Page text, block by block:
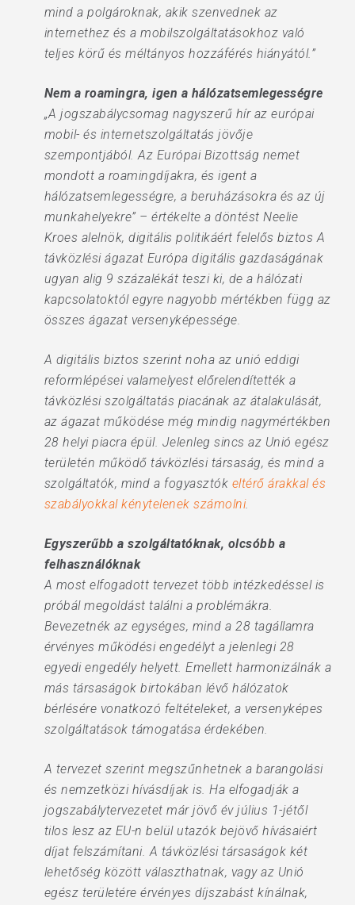
mind a polgároknak, akik szenvednek az
internethez és a mobilszolgáltatásokhoz való
teljes körű és méltányos hozzáférés hiányától.”
Nem a roamingra, igen a hálózatsemlegességre
„A jogszabálycsomag nagyszerű hír az európai
mobil- és internetszolgáltatás jövője
szempontjából. Az Európai Bizottság nemet
mondott a roamingdíjakra, és igent a
hálózatsemlegességre, a beruházásokra és az új
munkahelyekre” – értékelte a döntést Neelie
Kroes alelnök, digitális politikáért felelős biztos A
távközlési ágazat Európa digitális gazdaságának
ugyan alig 9 százalékát teszi ki, de a hálózati
kapcsolatoktól egyre nagyobb mértékben függ az
összes ágazat versenyképessége.
A digitális biztos szerint noha az unió eddigi
reformlépései valamelyest előrelendítették a
távközlési szolgáltatás piacának az átalakulását,
az ágazat működése még mindig nagymértékben
28 helyi piacra épül. Jelenleg sincs az Unió egész
területén működő távközlési társaság, és mind a
szolgáltatók, mind a fogyasztók eltérő árakkal és
szabályokkal kénytelenek számolni.
Egyszerűbb a szolgáltatóknak, olcsóbb a
felhasználóknak
A most elfogadott tervezet több intézkedéssel is
próbál megoldást találni a problémákra.
Bevezetnék az egységes, mind a 28 tagállamra
érvényes működési engedélyt a jelenlegi 28
egyedi engedély helyett. Emellett harmonizálnák a
más társaságok birtokában lévő hálózatok
bérlésére vonatkozó feltételeket, a versenyképes
szolgáltatások támogatása érdekében.
A tervezet szerint megszűnhetnek a barangolási
és nemzetközi hívásdíjak is. Ha elfogadják a
jogszabálytervezetet már jövő év július 1-jétől
tilos lesz az EU-n belül utazók bejövő hívásaiért
díjat felszámítani. A távközlési társaságok két
lehetőség között választhatnak, vagy az Unió
egész területére érvényes díjszabást kínálnak,